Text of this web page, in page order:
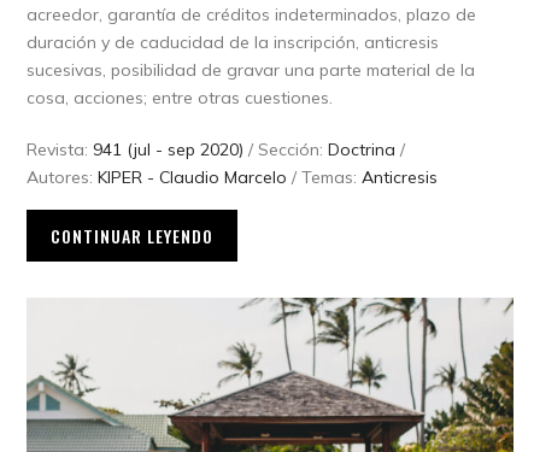
acreedor, garantía de créditos indeterminados, plazo de
duración y de caducidad de la inscripción, anticresis
sucesivas, posibilidad de gravar una parte material de la
cosa, acciones; entre otras cuestiones.
Revista: 941 (jul - sep 2020) / Sección:Doctrina /
Autores:KIPER - Claudio Marcelo / Temas:Anticresis
CONTINUAR LEYENDO